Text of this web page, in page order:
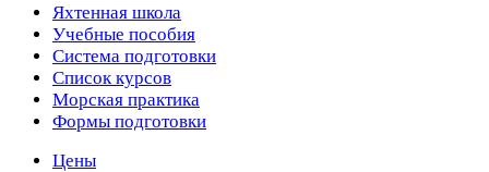
Яхтенная школа
Учебные пособия
Cистема подготовки
Список курсов
Морская практика
Формы подготовки
Цены